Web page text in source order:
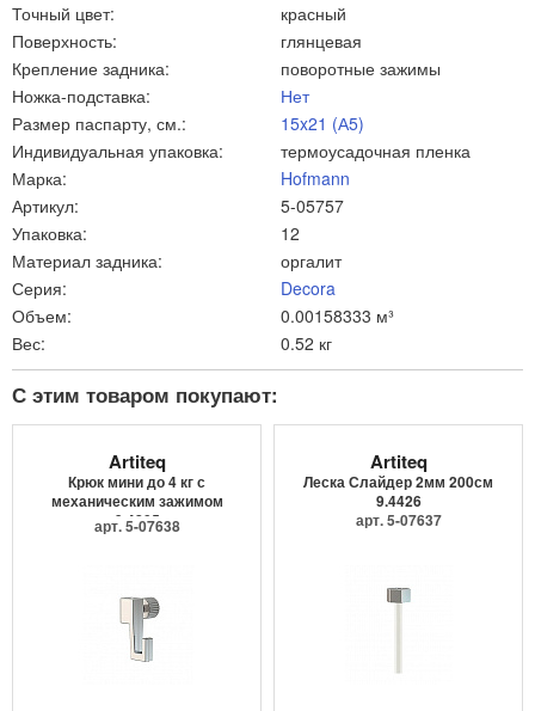
Точный цвет:
красный
Поверхность:
глянцевая
Крепление задника:
поворотные зажимы
Ножка-подставка:
Нет
Размер паспарту, см.:
15x21 (А5)
Индивидуальная упаковка:
термоусадочная пленка
Марка:
Hofmann
Артикул:
5-05757
Упаковка:
12
Материал задника:
оргалит
Серия:
Decora
Объем:
0.00158333 м³
Вес:
0.52 кг
С этим товаром покупают:
Artiteq
Крюк мини до 4 кг с
механическим зажимом
9.4205
арт. 5-07638
Artiteq
Леска Слайдер 2мм 200см
9.4426
арт. 5-07637